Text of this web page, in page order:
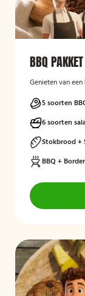
BBQ
Genieten van
5 soorten
6 soorten
Stokbrood +
BBQ +